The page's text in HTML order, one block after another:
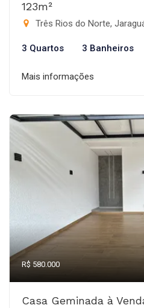
123m²
Três Rios do Norte,
3 Quartos 3 Banheiros
Mais informações
R$ 580.000
Casa Geminada à